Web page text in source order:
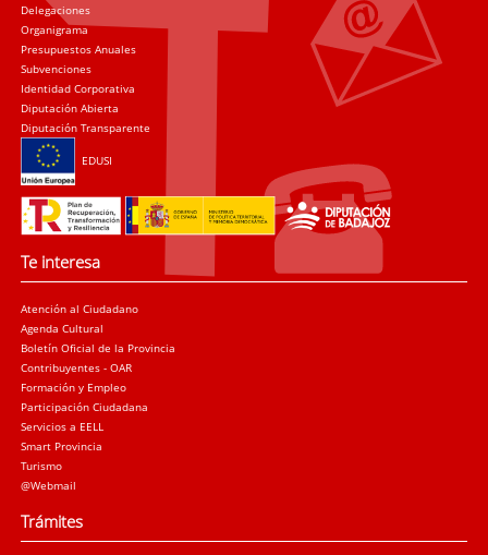
Delegaciones
Organigrama
Presupuestos Anuales
Subvenciones
Identidad Corporativa
Diputación Abierta
Diputación Transparente
EDUSI
Te interesa
Atención al Ciudadano
Agenda Cultural
Boletín Oficial de la Provincia
Contribuyentes - OAR
Formación y Empleo
Participación Ciudadana
Servicios a EELL
Smart Provincia
Turismo
@Webmail
Trámites